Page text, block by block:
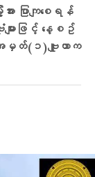
ပြာကျစေရန်
ားဖြင့် နေ့စဥ်
မှတ်(၁)ဗျူဟာက